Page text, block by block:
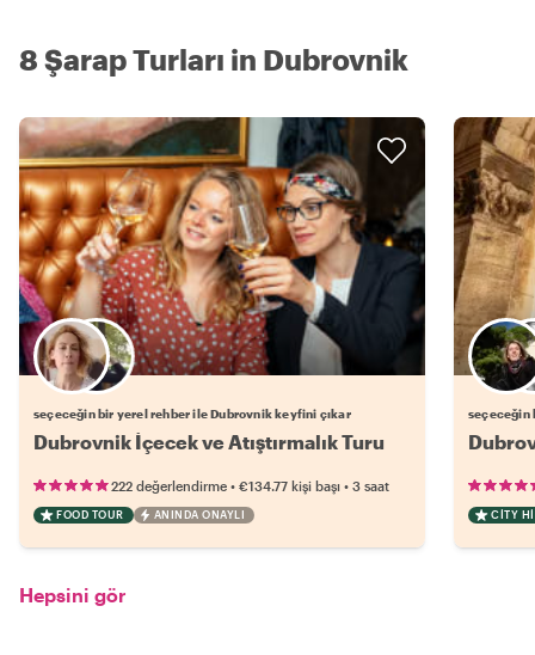
8 Şarap Turları in Dubrovnik
Favori yerel rehberini seç
seçeceğin bir yerel rehber ile Dubrovnik keyfini çıkar
Dubrovnik İçecek ve Atıştırmalık Turu
222 değerlendirme • €134.77 kişi başı • 3 saat
FOOD TOUR ANINDA ONAYLI
seçeceğin
CITY
Hepsini gör